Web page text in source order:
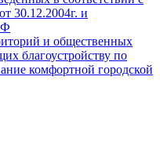
30.12.2004г. и
и общественных
благоустройству по
комфортной городской